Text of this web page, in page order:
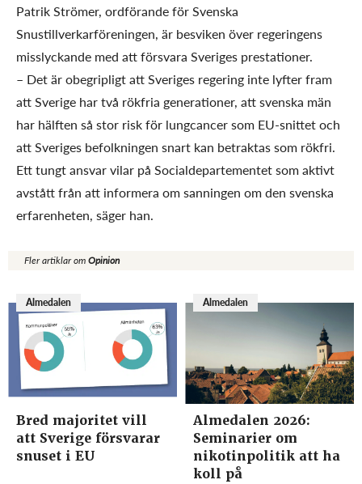
Patrik Strömer, ordförande för Svenska
Snustillverkarföreningen, är besviken över regeringens
misslyckande med att försvara Sveriges prestationer.
– Det är obegripligt att Sveriges regering inte lyfter fram
att Sverige har två rökfria generationer, att svenska män
har hälften så stor risk för lungcancer som EU-snittet och
att Sveriges befolkningen snart kan betraktas som rökfri.
Ett tungt ansvar vilar på Socialdepartementet som aktivt
avstått från att informera om sanningen om den svenska
erfarenheten, säger han.
Fler artiklar omOpinion
Almedalen
Bred majoritet vill
att Sverige försvarar
snuset i EU
Almedalen
Almedalen 2026:
Seminarier om
nikotinpolitik att ha
koll på